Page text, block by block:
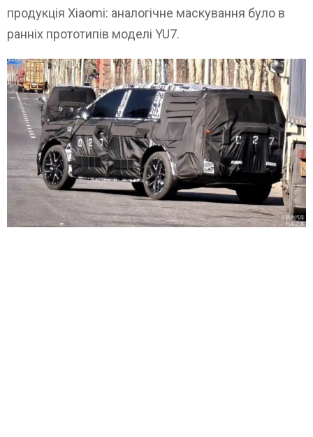
продукція Xiaomi: аналогічне маскування було в
ранніх прототипів моделі YU7.